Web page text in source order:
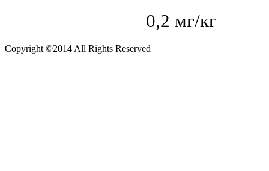
0,2 мг/кг
Copyright ©2014 All Rights Reserved